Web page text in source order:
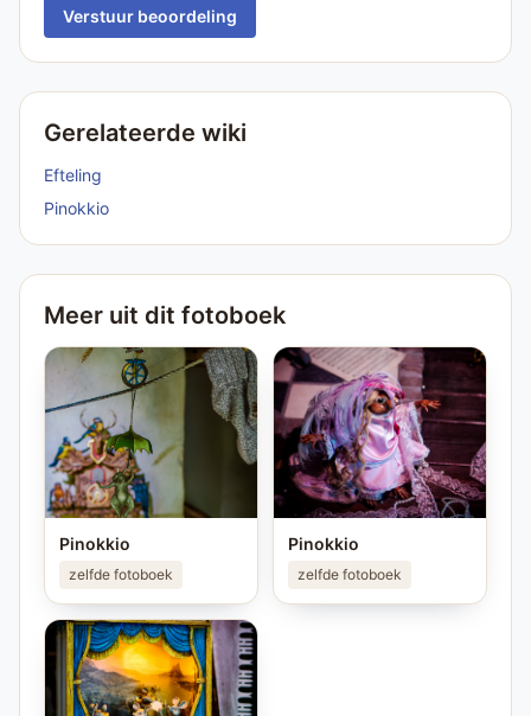
Verstuur beoordeling
Gerelateerde wiki
Efteling
Pinokkio
Meer uit dit fotoboek
Pinokkio
zelfde fotoboek
Pinokkio
zelfde fotoboek